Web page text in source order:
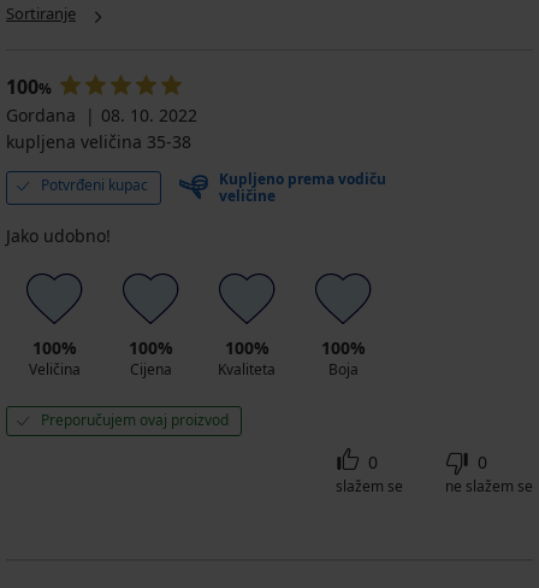
čarape
Finish
visoke
11,99
€
akcija
2+1
Sortiranje
100%
Gordana
08. 10. 2022
kupljena veličina 35-38
Potvrđeni kupac
Kupljeno prema vodiču
veličine
Jako udobno!
100%
Veličina
100%
Cijena
100%
Kvaliteta
100%
Boja
Preporučujem ovaj proizvod
0
slažem se
0
ne slažem se